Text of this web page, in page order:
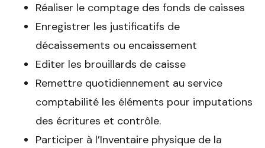
Réaliser le comptage des fonds de caisses
Enregistrer les justificatifs de
décaissements ou encaissement
Editer les brouillards de caisse
Remettre quotidiennement au service
comptabilité les éléments pour imputations
des écritures et contrôle.
Participer à l’Inventaire physique de la